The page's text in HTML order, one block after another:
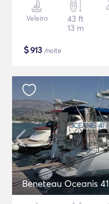
Veleiro
43 ft
13 m
$913 /noite
Beneteau Oceanis 41